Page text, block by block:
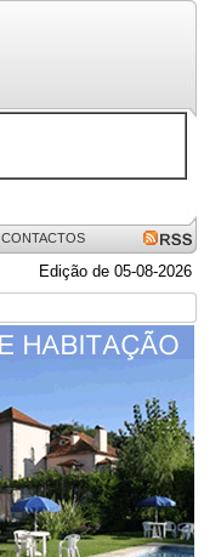
CONTACTOS
Edição de 05-08-2026